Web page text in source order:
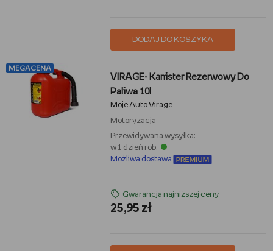
DODAJ DO KOSZYKA
MEGACENA
VIRAGE- Kanister Rezerwowy Do
Paliwa 10l
Moje Auto Virage
Motoryzacja
Przewidywana wysyłka:
w 1 dzień rob.
Możliwa dostawa
Gwarancja najniższej ceny
25,95 zł